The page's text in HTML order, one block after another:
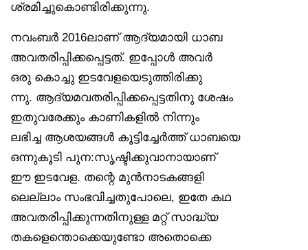
ശ്രമിച്ചുകൊണ്ടിരിക്കുന്നു.
നവംബർ 2016ലാണ് ആദ്യമായി ധാബ
അവതരിപ്പിക്കപ്പെട്ടത്. ഇപ്പോൾ അവർ
ഒരു കൊച്ചു ഇടവേളയെടുത്തിരിക്കു
ന്നു. ആദ്യമവതരിപ്പിക്കപ്പെട്ടതിനു ശേഷം
ഇതുവരേക്കും കാണികളിൽ നിന്നും
ലഭിച്ച ആശയങ്ങൾ കൂട്ടിച്ചേർത്ത് ധാബയെ
ഒന്നുകൂടി പുന:സൃഷ്ടിക്കുവാനായാണ്
ഈ ഇടവേള. തന്റെ മുൻനാടകങ്ങളി
ലെല്ലാം സംഭവിച്ചതുപോലെ, ഇതേ കഥ
അവതരിപ്പിക്കുന്നതിനുള്ള മറ്റ് സാദ്ധ്യ
തകളെന്തൊക്കെയുണ്ടോ അതൊക്കെ